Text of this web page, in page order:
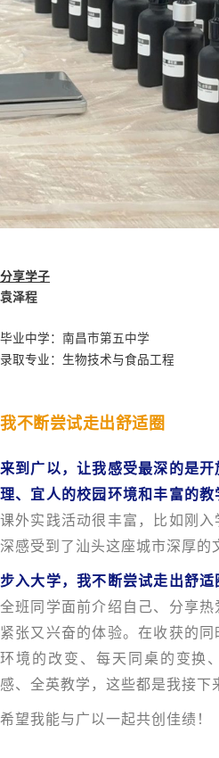
分享学子
袁泽程
毕业中学： 南昌市第五中学
录取专业：生物技术与食品工程
我不断尝试走出舒适圈
来到广以，让我感受最深的是
理、宜人的校园环境和丰富的教
课外实践活动很丰富，比如刚
深感受到了汕头这座城市深厚的
步入大学，我不断尝试走出舒适
全班同学面前介绍自己、分享
紧张又兴奋的体验。在收获的
环境的改变、每天同桌的变换
感、全英教学，这些都是我接下
希望我能与广以一起共创佳绩！